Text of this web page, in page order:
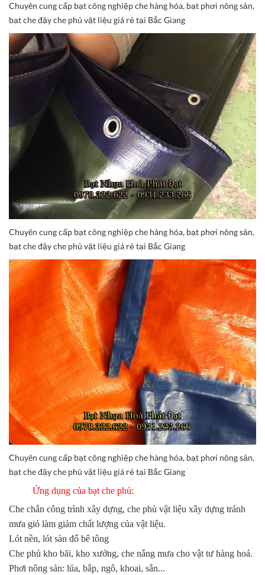
Chuyên cung cấp bạt công nghiệp che hàng hóa, bạt phơi nông sản,
bạt che đậy che phủ vật liệu giá rẻ tại Bắc Giang
Chuyên cung cấp bạt công nghiệp che hàng hóa, bạt phơi nông sản,
bạt che đậy che phủ vật liệu giá rẻ tại Bắc Giang
Chuyên cung cấp bạt công nghiệp che hàng hóa, bạt phơi nông sản,
bạt che đậy che phủ vật liệu giá rẻ tại Bắc Giang
Ứng dụng của bạt che phủ:
Che chắn công trình xây dựng, che phủ vật liệu xây dựng tránh
mưa gió làm giảm chất lượng của vật liệu.
Lót nền, lót sàn đổ bê tông
Che phủ kho bãi, kho xưởng, che nắng mưa cho vật tư hàng hoá.
Phơi nông sản: lúa, bắp, ngô, khoai, sắn...